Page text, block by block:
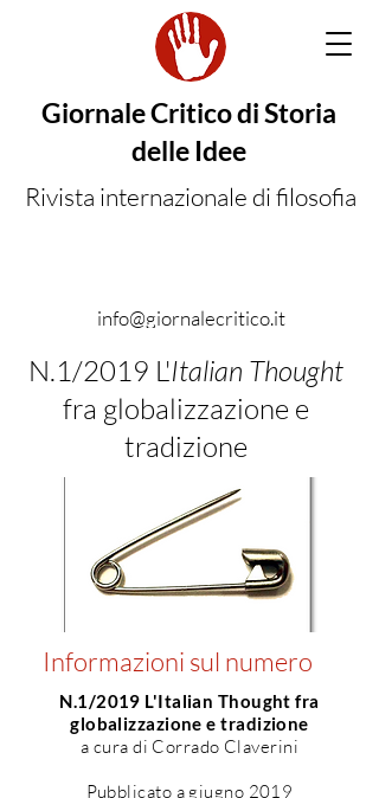
Giornale Critico di Storia
delle Idee
Rivista internazionale di filosofia
info@giornalecritico.it
N.1/2019 L'Italian Thought
fra globalizzazione e
tradizione
Informazioni sul numero
N.1/2019 L'Italian Thought fra
globalizzazione e tradizione
a cura di Corrado Claverini
Pubblicato a giugno 2019